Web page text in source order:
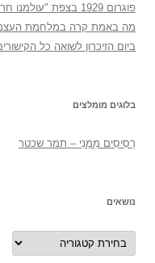
פוגרום 1929 בצפת "עולמנו חרב עלינו"
מה באמת קרה במלחמת
ביום הזיכרון לשואה כל
בלוגים מומלצים
רְסִיסִים מִמֶנִי – תמר שכטר
נושאים
נושאים